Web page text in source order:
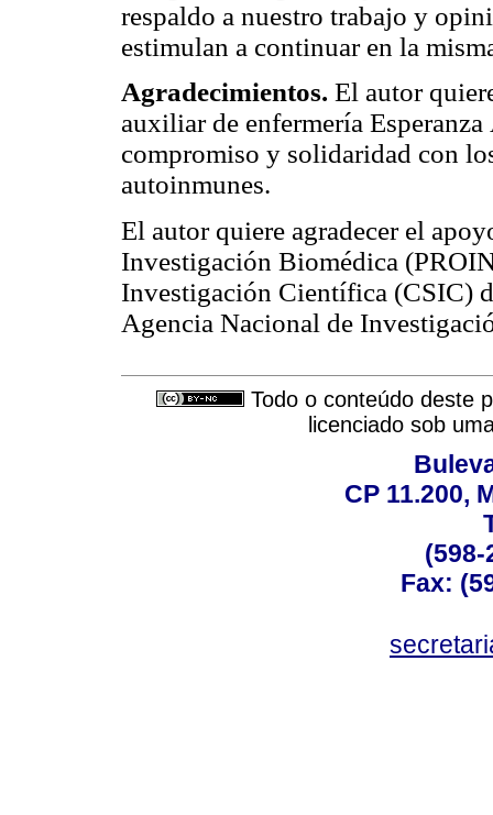
respaldo a nuestro trabajo y
estimulan a continuar en la
Agradecimientos. El autor
auxiliar de enfermería
compromiso y solidaridad con
autoinmunes.
El autor quiere agradecer el
Investigación Biomédica
Investigación Científica (CSIC)
Agencia Nacional de
Todo o conteúdo deste
licenciado sob
CP 11.200,
(598-
Fax: